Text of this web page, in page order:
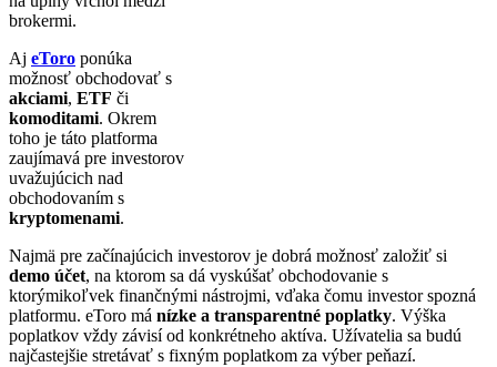
brokermi.
Aj eToro ponúka
možnosť obchodovať s
akciami, ETF či
komoditami. Okrem
toho je táto platforma
zaujímavá pre investorov
uvažujúcich nad
obchodovaním s
kryptomenami.
Najmä pre začínajúcich investorov je dobrá možnosť založiť si
demo účet, na ktorom sa dá vyskúšať obchodovanie s
ktorýmikoľvek finančnými nástrojmi, vďaka čomu investor spozná
platformu. eToro má nízke a transparentné poplatky. Výška
poplatkov vždy závisí od konkrétneho aktíva. Užívatelia sa budú
najčastejšie stretávať s fixným poplatkom za výber peňazí.